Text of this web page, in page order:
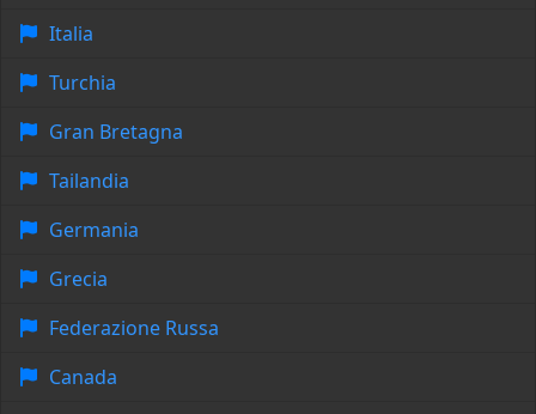
Italia
Turchia
Gran Bretagna
Tailandia
Germania
Grecia
Federazione Russa
Canada